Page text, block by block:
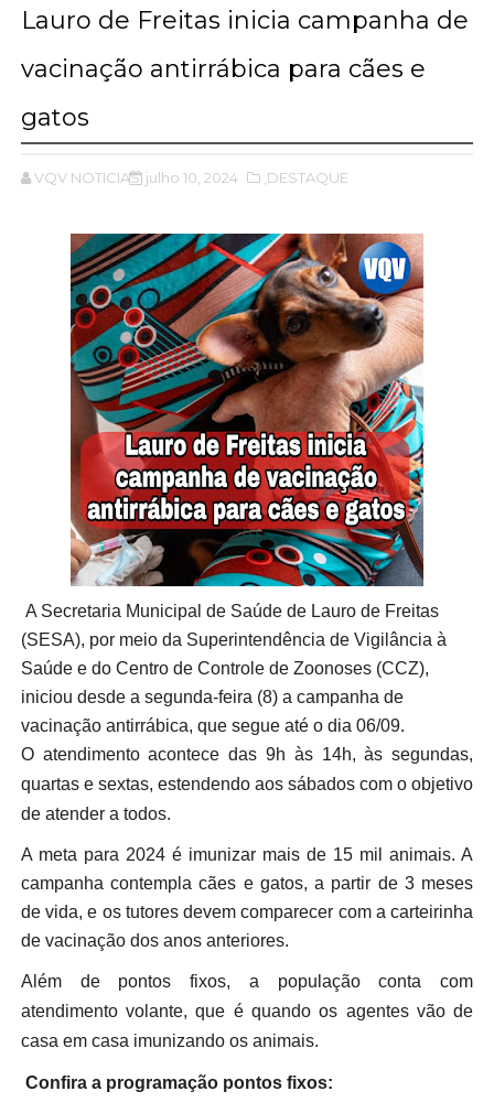
Lauro de Freitas inicia campanha de
vacinação antirrábica para cães e
gatos
VQV NOTICIAS julho 10, 2024 ,DESTAQUE
A Secretaria Municipal de Saúde de Lauro de Freitas
(SESA), por meio da Superintendência de Vigilância à
Saúde e do Centro de Controle de Zoonoses (CCZ),
iniciou desde a segunda-feira (8) a campanha de
vacinação antirrábica, que segue até o dia 06/09.
O atendimento acontece das 9h às 14h, às segundas,
quartas e sextas, estendendo aos sábados com o objetivo
de atender a todos.
A meta para 2024 é imunizar mais de 15 mil animais. A
campanha contempla cães e gatos, a partir de 3 meses
de vida, e os tutores devem comparecer com a carteirinha
de vacinação dos anos anteriores.
Além de pontos fixos, a população conta com
atendimento volante, que é quando os agentes vão de
casa em casa imunizando os animais.
Confira a programação pontos fixos: